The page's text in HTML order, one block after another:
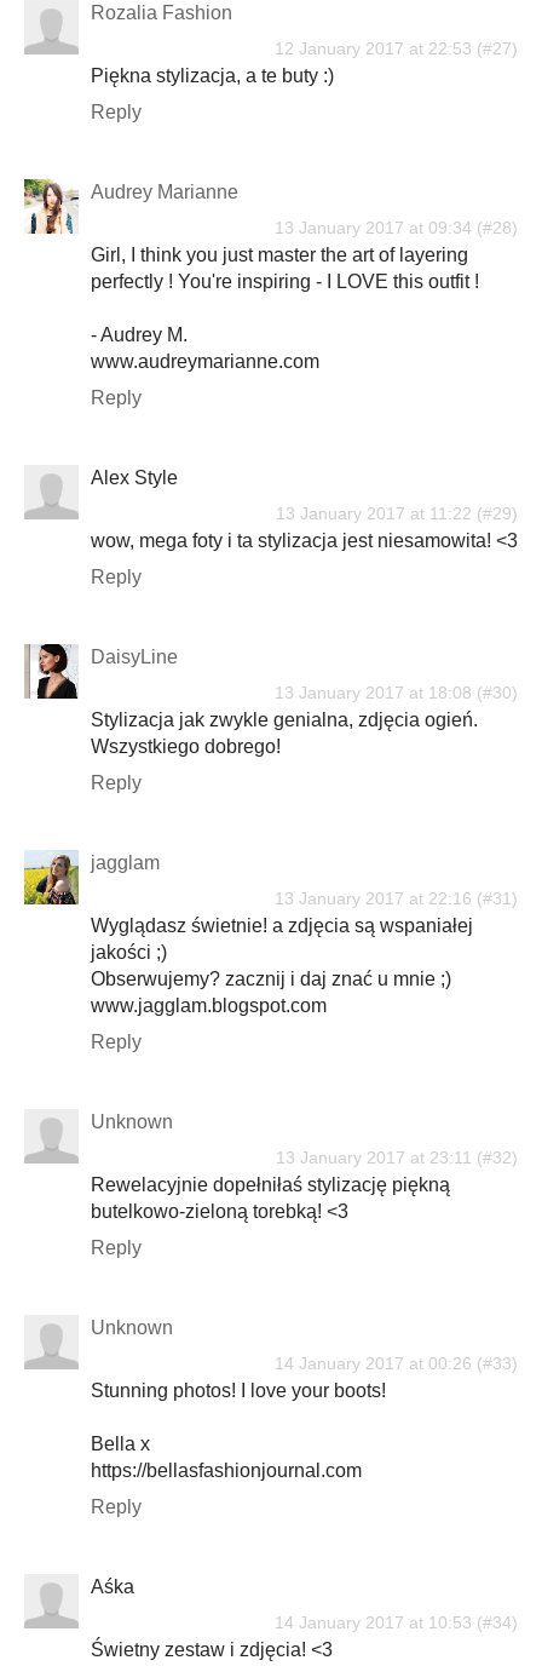
Rozalia Fashion
12 January 2017 at 22:53
Piękna stylizacja, a te buty :)
Reply
Audrey Marianne
13 January 2017 at 09:34
Girl, I think you just master the art of layering
perfectly ! You're inspiring - I LOVE this outfit !
- Audrey M.
www.audreymarianne.com
Reply
Alex Style
13 January 2017 at 11:22
wow, mega foty i ta stylizacja jest niesamowita! <3
Reply
DaisyLine
13 January 2017 at 18:08
Stylizacja jak zwykle genialna, zdjęcia ogień.
Wszystkiego dobrego!
Reply
jagglam
13 January 2017 at 22:16
Wyglądasz świetnie! a zdjęcia są wspaniałej
jakości ;)
Obserwujemy? zacznij i daj znać u mnie ;)
www.jagglam.blogspot.com
Reply
Unknown
13 January 2017 at 23:11
Rewelacyjnie dopełniłaś stylizację piękną
butelkowo-zieloną torebką! <3
Reply
Unknown
14 January 2017 at 00:26
Stunning photos! I love your boots!
Bella x
https://bellasfashionjournal.com
Reply
Aśka
14 January 2017 at 10:53
Świetny zestaw i zdjęcia! <3